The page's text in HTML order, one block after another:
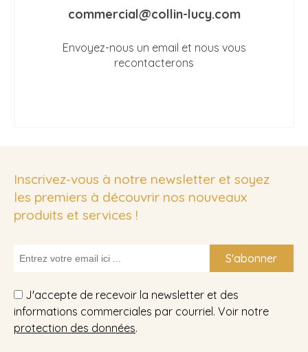
commercial@collin-lucy.com
Envoyez-nous un email et nous vous
recontacterons
Inscrivez-vous à notre newsletter et soyez
les premiers à découvrir nos nouveaux
produits et services !
S'abonner
J'accepte de recevoir la newsletter et des
informations commerciales par courriel. Voir notre
protection des données.